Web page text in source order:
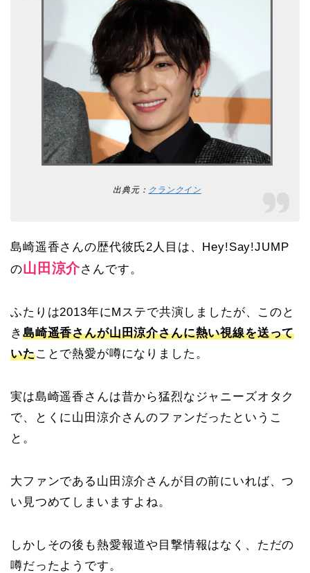
出典元： クランクイン
島崎遥香さんの歴代彼氏2人目は、Hey!Say!JUMP
の山田涼介さんです。
ふたりは2013年にMステで共演しましたが、このと
き 島崎遥香さんが山田涼介さんに熱い視線を送って
いたことで熱愛が噂になりました。
実は島崎遥香さんは昔から猛烈なジャニーズオタク
で、とくに山田涼介さんのファンだったというこ
と。
大ファンである山田涼介さんが目の前にいれば、つ
い見つめてしまいますよね。
しかしその後も熱愛報道や目撃情報はなく、ただの
噂だったようです。